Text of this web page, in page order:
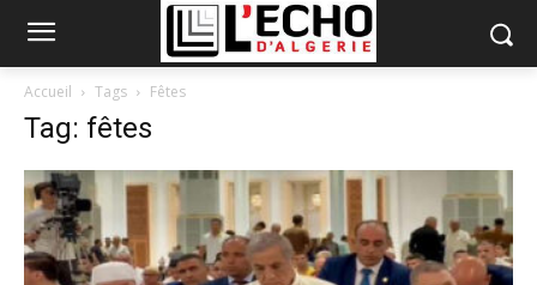
Accueil Tags Fêtes
Tag: fêtes